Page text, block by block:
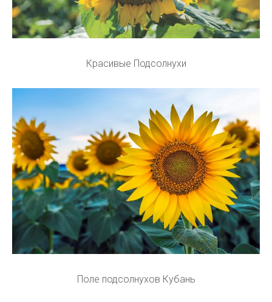
Красивые Подсолнухи
Поле подсолнухов Кубань